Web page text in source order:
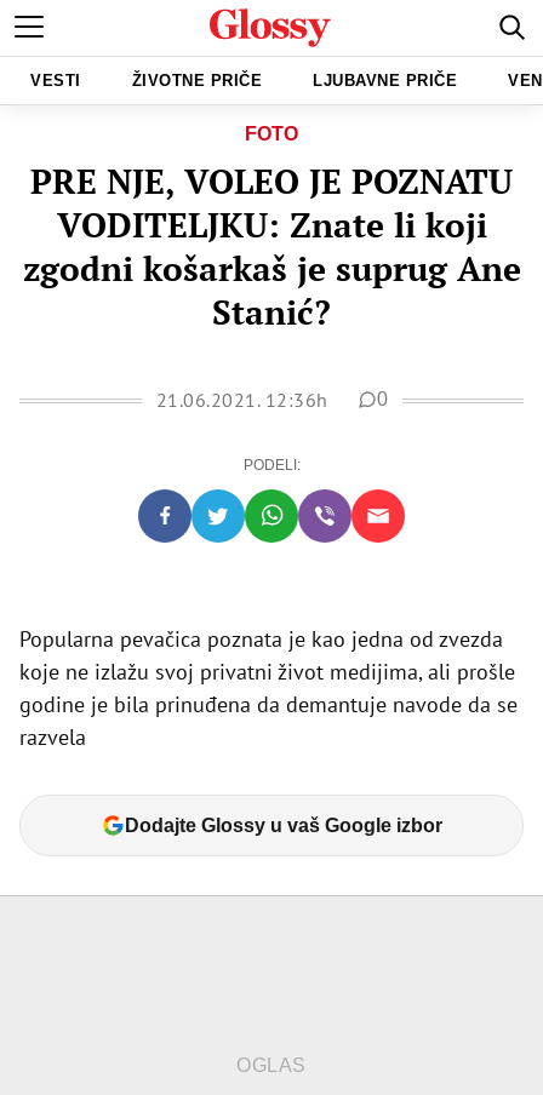
VESTI ŽIVOTNE PRIČE LJUBAVNE PRIČE
FOTO
PRE NJE, VOLEO JE POZNATU
VODITELJKU: Znate li koji
zgodni košarkaš je suprug Ane
Stanić?
21.06.2021. 12:36h 0
PODELI:
Popularna pevačica poznata je kao jedna od zvezda
koje ne izlažu svoj privatni život medijima, ali prošle
godine je bila prinuđena da demantuje navode da se
razvela
Dodajte Glossy u vaš Google izbor